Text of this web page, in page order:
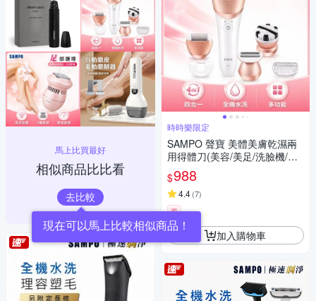
馬上比買最好
相似商品比比看
去比較
現在可以馬上比較相似商品！
時時樂限定
SAMPO 聲寶 美體美膚乾濕兩
用得體刀(美容/美足/洗臉機/除
毛)(時時樂限定)
$988
4.4(7)
券
加入購物車